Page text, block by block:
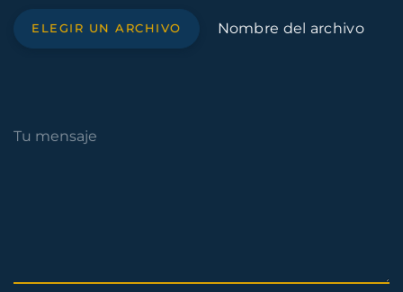
ELEGIR UN ARCHIVO Nombre del archivo